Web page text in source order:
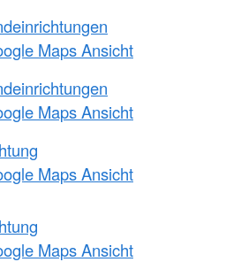
Maps Ansicht
Maps Ansicht
Maps Ansicht
Maps Ansicht